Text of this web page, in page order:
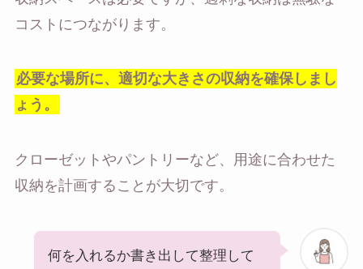
コストにつながります。
必要な場所に、適切な大きさの収納を確保しまし
ょう。
クローゼットやパントリーなど、用途に合わせた
収納を計画することが大切です。
何を入れるか書き出して整理して